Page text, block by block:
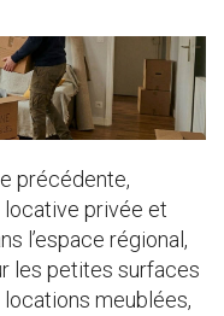
précédente,
locative privée et
l’espace régional,
les petites surfaces
meublées,